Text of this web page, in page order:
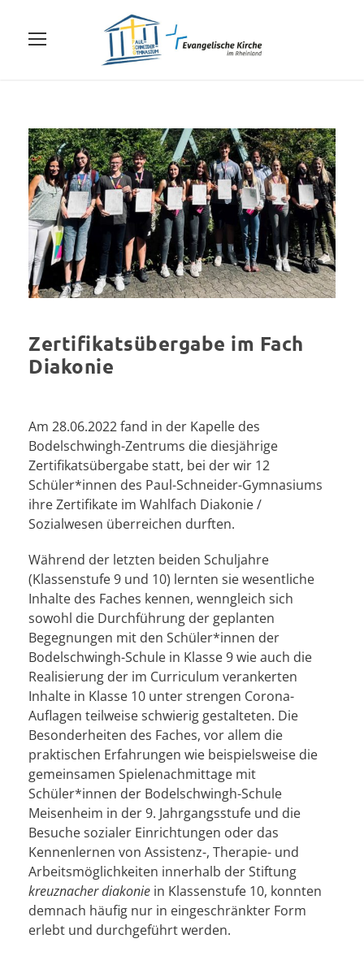
Zertifikatsübergabe im Fach
Diakonie
Am 28.06.2022 fand in der Kapelle des
Bodelschwingh-Zentrums die diesjährige
Zertifikatsübergabe statt, bei der wir 12
Schüler*innen des Paul-Schneider-Gymnasiums
ihre Zertifikate im Wahlfach Diakonie /
Sozialwesen überreichen durften.
Während der letzten beiden Schuljahre
(Klassenstufe 9 und 10) lernten sie wesentliche
Inhalte des Faches kennen, wenngleich sich
sowohl die Durchführung der geplanten
Begegnungen mit den Schüler*innen der
Bodelschwingh-Schule in Klasse 9 wie auch die
Realisierung der im Curriculum verankerten
Inhalte in Klasse 10 unter strengen Corona-
Auflagen teilweise schwierig gestalteten. Die
Besonderheiten des Faches, vor allem die
praktischen Erfahrungen wie beispielsweise die
gemeinsamen Spielenachmittage mit
Schüler*innen der Bodelschwingh-Schule
Meisenheim in der 9. Jahrgangsstufe und die
Besuche sozialer Einrichtungen oder das
Kennenlernen von Assistenz-, Therapie- und
Arbeitsmöglichkeiten innerhalb der Stiftung
kreuznacher diakonie in Klassenstufe 10, konnten
demnach häufig nur in eingeschränkter Form
erlebt und durchgeführt werden.